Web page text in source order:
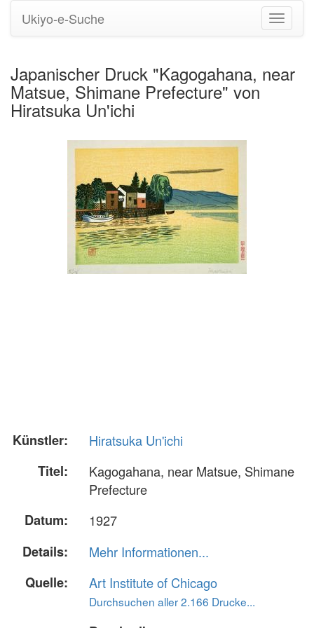
Ukiyo-e-Suche
Japanischer Druck "Kagogahana, near
Matsue, Shimane Prefecture" von
Hiratsuka Un'ichi
Künstler:
Hiratsuka Un'ichi
Titel:
Kagogahana, near Matsue, Shimane
Prefecture
Datum:
1927
Details:
Mehr Informationen...
Quelle:
Art Institute of Chicago
Durchsuchen aller 2.166 Drucke...